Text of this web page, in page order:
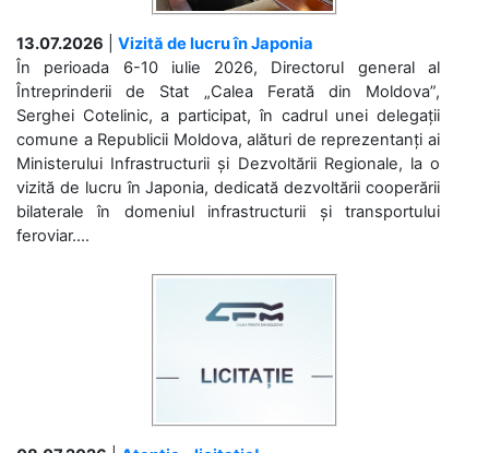
13.07.2026
Vizită de lucru în Japonia
În perioada 6-10 iulie 2026, Directorul general al
Întreprinderii de Stat „Calea Ferată din Moldova”,
Serghei Cotelinic, a participat, în cadrul unei delegații
comune a Republicii Moldova, alături de reprezentanți ai
Ministerului Infrastructurii și Dezvoltării Regionale, la o
vizită de lucru în Japonia, dedicată dezvoltării cooperării
bilaterale în domeniul infrastructurii și transportului
feroviar....